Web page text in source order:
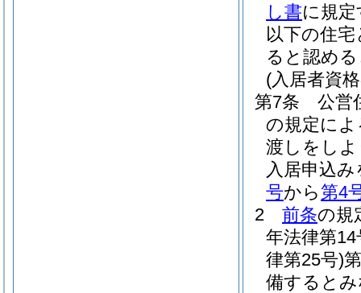
し書に規
以下の住
ると認め
(入居者資
第7条
公営
の規定に
渡しをし
入居申込
号から第4
2
前条の規
年法律第14
律第25号)
備すると